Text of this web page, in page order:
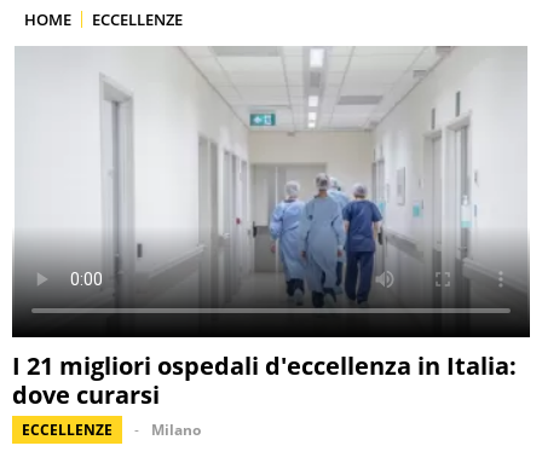
HOME ECCELLENZE
I 21 migliori ospedali d'eccellenza in Italia:
dove curarsi
ECCELLENZE Milano